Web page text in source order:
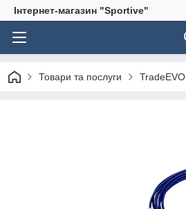
Інтернет-магазин "Sportive"
Товари та послуги TradeEVO